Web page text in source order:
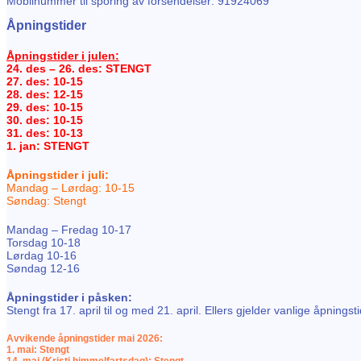
Åpningstider
Åpningstider i julen:
24. des – 26. des: STENGT
27. des: 10-15
28. des: 12-15
29. des: 10-15
30. des: 10-15
31. des: 10-13
1. jan: STENGT
Åpningstider i juli:
Mandag – Lørdag: 10-15
Søndag: Stengt
Mandag – Fredag 10-17
Torsdag 10-18
Lørdag 10-16
Søndag 12-16
Åpningstider i påsken:
Stengt fra 17. april til og med 21. april. Ellers gjelder vanlige
Avvikende åpningstider mai 2026:
1. mai: Stengt